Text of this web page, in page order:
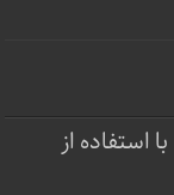
استفاده از